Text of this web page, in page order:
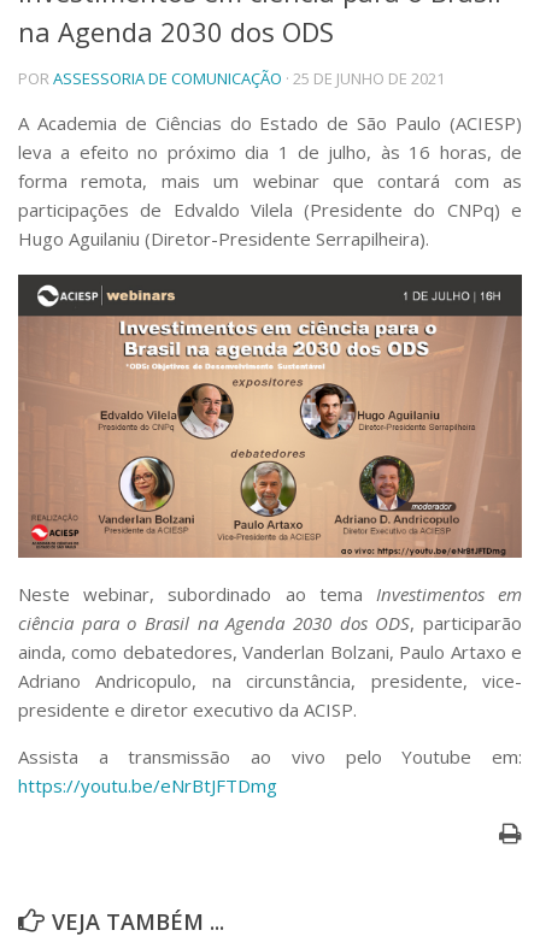
Telefones e Mapas
Pessoas
Ensino
Graduação
Pós-Graduação
Educação a distância
Cursos de Extensão
Pesquisa e Inovação
Centros, Núcleos e Projetos em Rede
Pós-doutorado
Iniciação Científica
Transferência de Tecnologia
Empresas Juniores
Extensão à Comunidade
Projetos, Programas e Cursos
Artes, Cultura e Esportes
Museus e Espaços Interativos
Serviços
Bibliotecas
Apoio ao Estudante
Segurança, Trânsito e Prevenção
RH, Administrativo e Financeiro
Outros serviços
Comunicação
Assessorias e Mídias
Aplicativos e Sites
na Agenda 2030 dos ODS
PORASSESSORIA DE COMUNICAÇÃO · 25 DE JUNHO DE 2021
A Academia de Ciências do Estado de São Paulo (ACIESP)
leva a efeito no próximo dia 1 de julho, às 16 horas, de
forma remota, mais um webinar que contará com as
participações de Edvaldo Vilela (Presidente do CNPq) e
Hugo Aguilaniu (Diretor-Presidente Serrapilheira).
Neste webinar, subordinado ao tema Investimentos em
ciência para o Brasil na Agenda 2030 dos ODS, participarão
ainda, como debatedores, Vanderlan Bolzani, Paulo Artaxo e
Adriano Andricopulo, na circunstância, presidente, vice-
presidente e diretor executivo da ACISP.
Assista a transmissão ao vivo pelo Youtube em:
https://youtu.be/eNrBtJFTDmg
VEJA TAMBÉM ...